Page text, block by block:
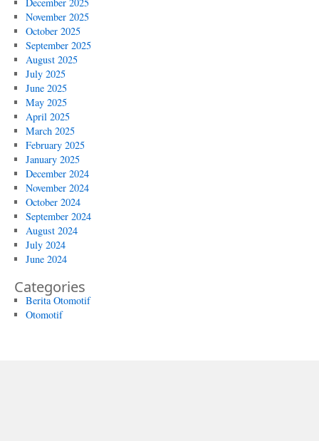
November 2025
October 2025
September 2025
August 2025
July 2025
June 2025
May 2025
April 2025
March 2025
February 2025
January 2025
December 2024
November 2024
October 2024
September 2024
August 2024
July 2024
June 2024
Categories
Berita Otomotif
Otomotif